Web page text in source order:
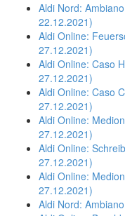
Aldi Nord:
22.12.2021)
Aldi Online:
27.12.2021)
Aldi Online: Caso
27.12.2021)
Aldi Online: Caso
27.12.2021)
Aldi Online:
27.12.2021)
Aldi Online:
27.12.2021)
Aldi Online:
27.12.2021)
Aldi Nord: